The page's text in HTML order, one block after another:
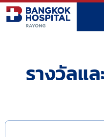
Skip
to
รางวัลแ